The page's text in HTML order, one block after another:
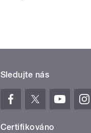
Sledujte nás
Certifikováno